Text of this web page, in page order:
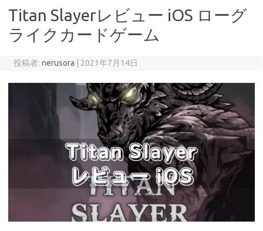
Titan Slayerレビュー iOS ローグ
ライクカードゲーム
投稿者: nerusora 2021年7月14日